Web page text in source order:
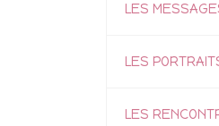
LES
LES
LES